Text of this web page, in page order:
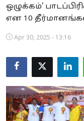
World
Astrology
Spirituality
Weather
Politics
ஒழுக்கம்’
என 10
Apr 30, 2025 - 13:16